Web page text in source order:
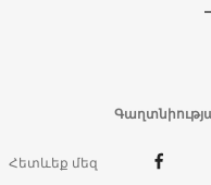
Հետևեք մեզ